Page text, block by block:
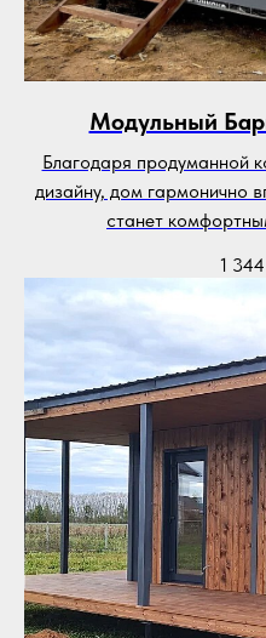
Модульный
Благодаря продуманной
дизайну, дом гармонично
станет
1